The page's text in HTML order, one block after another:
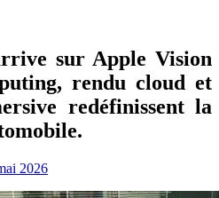
sur Apple Vision
rendu cloud et
redéfinissent la
2026